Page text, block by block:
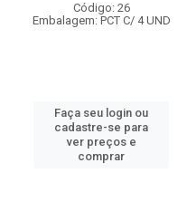
Código: 26
Embalagem: PCT C/ 4 UND
Faça seu login ou
cadastre-se para
ver preços e
comprar